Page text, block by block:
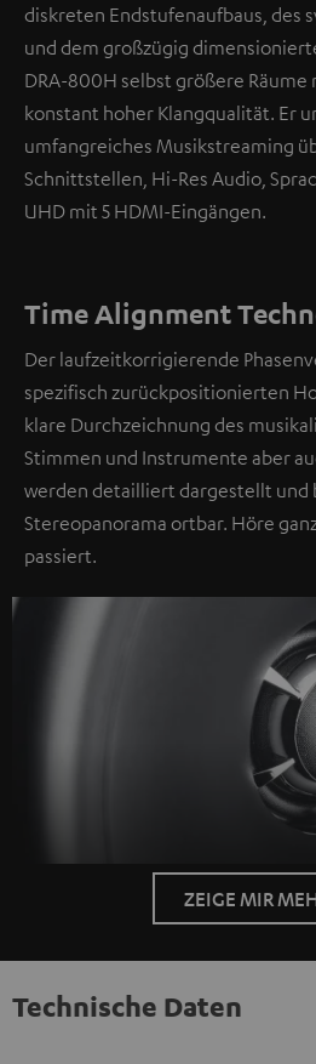
diskreten Endstufenaufbaus, des
und dem großzügig
DRA-800H selbst größere Räume
konstant hoher Klangqualität. Er
umfangreiches Musikstreaming
Schnittstellen, Hi-Res Audio,
UHD mit 5 HDMI-Eingängen.
Time Alignment
Der laufzeitkorrigierende
spezifisch zurückpositionierten
klare Durchzeichnung des
Stimmen und Instrumente aber
werden detailliert dargestellt und
Stereopanorama ortbar. Höre
passiert.
ZEIGE MIR
Technische Daten